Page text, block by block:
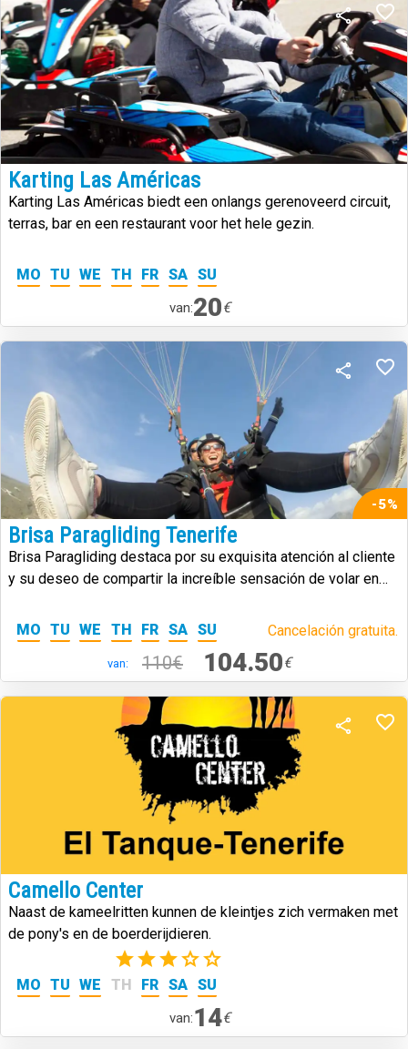
Karting Las Américas
Karting Las Américas biedt een onlangs gerenoveerd circuit,
terras, bar en een restaurant voor het hele gezin.
MO TU WE TH FR SA SU
van:20€
-5%
Brisa Paragliding Tenerife
Brisa Paragliding destaca por su exquisita atención al cliente
y su deseo de compartir la increíble sensación de volar en
MO TU WE TH FR SA SU Cancelación gratuita.
van: 110€ 104.50€
Camello Center
Naast de kameelritten kunnen de kleintjes zich vermaken met
de pony's en de boerderijdieren.
(2)
MO TU WE TH FR SA SU
van:14€